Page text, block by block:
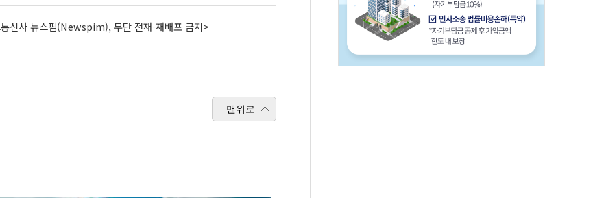
신사 뉴스핌(Newspim), 무단 전재-재배포 금지>
맨위로